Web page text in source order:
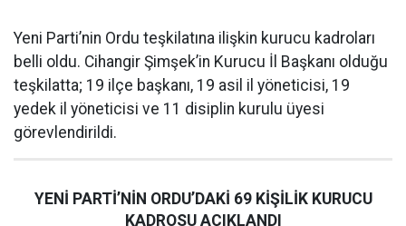
Yeni Parti’nin Ordu teşkilatına ilişkin kurucu kadroları
belli oldu. Cihangir Şimşek’in Kurucu İl Başkanı olduğu
teşkilatta; 19 ilçe başkanı, 19 asil il yöneticisi, 19
yedek il yöneticisi ve 11 disiplin kurulu üyesi
görevlendirildi.
YENİ PARTİ’NİN ORDU’DAKİ 69 KİŞİLİK KURUCU
KADROSU AÇIKLANDI